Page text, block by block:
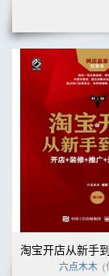
六点木木 (